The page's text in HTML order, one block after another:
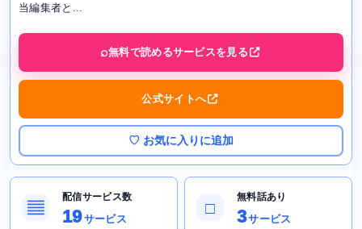
当編集者と...
無料で読めるサービスを見る
公式サイトへ
♡ お気に入りに追加
▤
配信サービス数
19サービス
□
無料話あり
3サービス